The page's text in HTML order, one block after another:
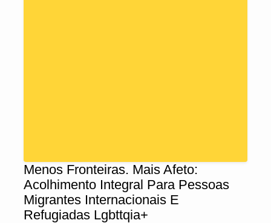
Menos Fronteiras. Mais Afeto:
Acolhimento Integral Para Pessoas
Migrantes Internacionais E
Refugiadas Lgbttqia+